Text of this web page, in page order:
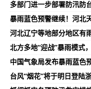
多部门进一步部署防汛防
暴雨蓝色预警继续！河北
河北辽宁等地部分地区有
北方多地“迎战”暴雨模式
中国气象局发布暴雨蓝色
台风“烟花”将于明日登陆